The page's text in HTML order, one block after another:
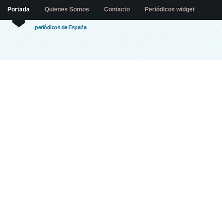
periódicos de España
Portada Quienes Somos Contacto Periódicos widget